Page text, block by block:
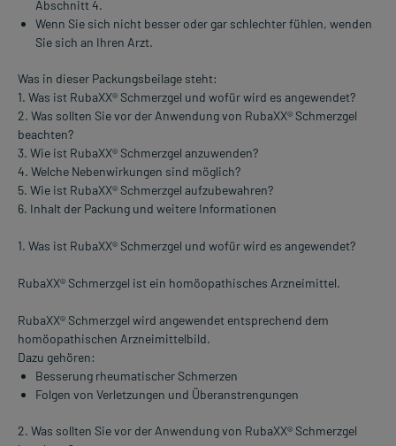
Abschnitt 4.
Wenn Sie sich nicht besser oder gar schlechter fühlen, wenden
Sie sich an Ihren Arzt.
Was in dieser Packungsbeilage steht:
1. Was ist RubaXX® Schmerzgel und wofür wird es angewendet?
2. Was sollten Sie vor der Anwendung von RubaXX® Schmerzgel
beachten?
3. Wie ist RubaXX® Schmerzgel anzuwenden?
4. Welche Nebenwirkungen sind möglich?
5. Wie ist RubaXX® Schmerzgel aufzubewahren?
6. Inhalt der Packung und weitere Informationen
1. Was ist RubaXX® Schmerzgel und wofür wird es angewendet?
RubaXX® Schmerzgel ist ein homöopathisches Arzneimittel.
RubaXX® Schmerzgel wird angewendet entsprechend dem
homöopathischen Arzneimittelbild.
Dazu gehören:
Besserung rheumatischer Schmerzen
Folgen von Verletzungen und Überanstrengungen
2. Was sollten Sie vor der Anwendung von RubaXX® Schmerzgel